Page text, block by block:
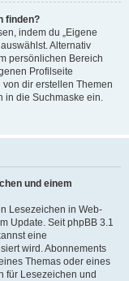
finden?
indem du „Eigene
Alternativ
persönlichen Bereich
Profilseite
dir erstellen Themen
in die Suchmaske ein.
und einem
Lesezeichen in Web-
Update. Seit phpBB 3.1
eine
wird. Abonnements
Themas oder eines
für Lesezeichen und